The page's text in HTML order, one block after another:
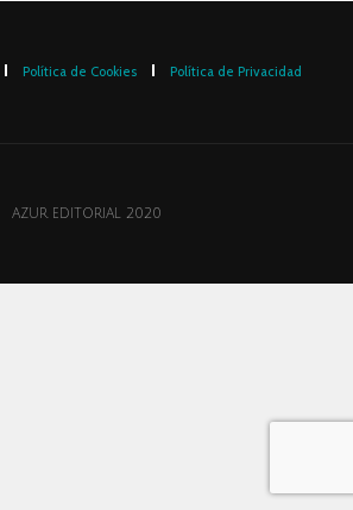
Política de Cookies Política de Privacidad
AZUR EDITORIAL 2020